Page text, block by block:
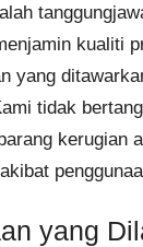
kualiti
yang
tidak
kerugian
yang